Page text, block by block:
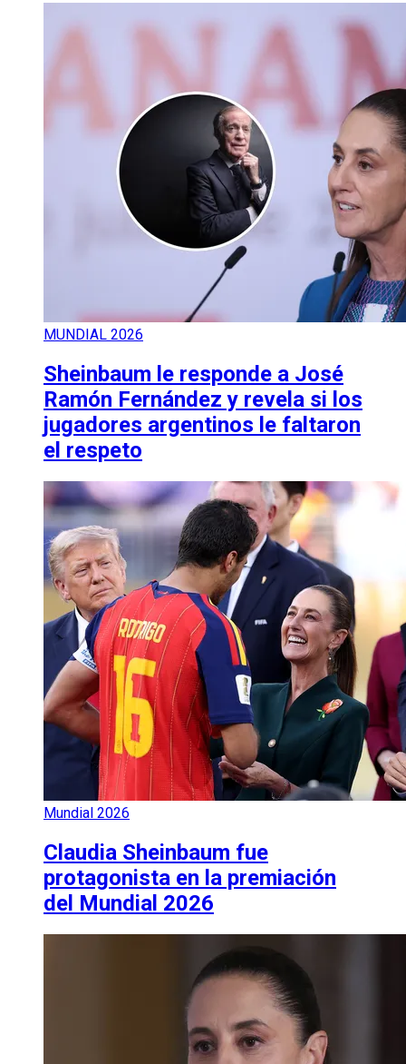
MUNDIAL 2026
Sheinbaum le responde a José
Ramón Fernández y revela si los
jugadores argentinos le faltaron
el respeto
Mundial 2026
Claudia Sheinbaum fue
protagonista en la premiación
del Mundial 2026